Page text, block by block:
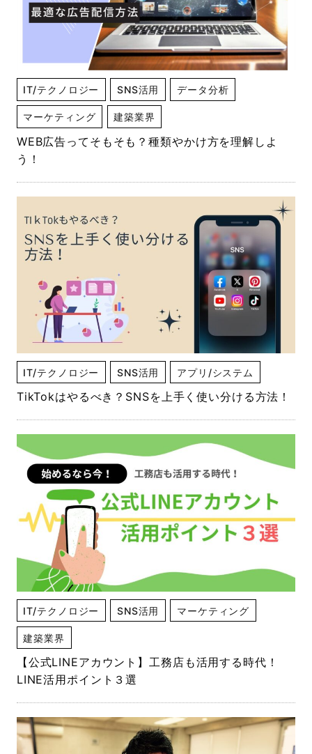
IT/テクノロジー SNS活用 データ分析
マーケティング 建築業界
WEB広告ってそもそも？種類やかけ方を理解しよ
う！
IT/テクノロジー SNS活用 アプリ/システム
TikTokはやるべき？SNSを上手く使い分ける方法！
IT/テクノロジー SNS活用 マーケティング
建築業界
【公式LINEアカウント】工務店も活用する時代！
LINE活用ポイント３選